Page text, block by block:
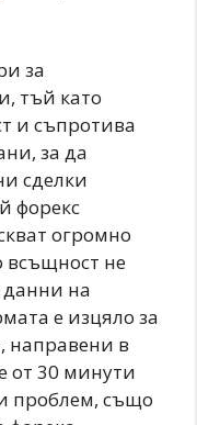
за
тъй като
и съпротива
за да
сделки
форекс
огромно
всъщност не
данни на
е изцяло за
направени в
от 30 минути
проблем, също